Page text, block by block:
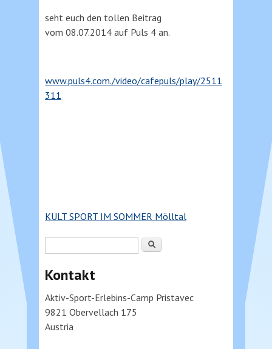
seht euch den tollen Beitrag
vom 08.07.2014 auf Puls 4 an.
www.puls4.com./video/cafepuls/play/2511
311
KULT SPORT IM SOMMER Mölltal
Suche
Kontakt
Aktiv-Sport-Erlebins-Camp Pristavec
9821 Obervellach 175
Austria